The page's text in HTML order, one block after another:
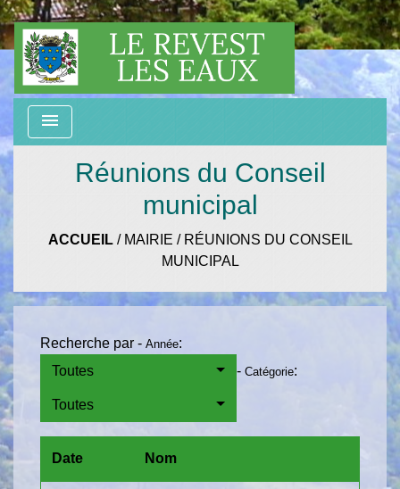
menu
Réunions du Conseil
municipal
ACCUEIL/ MAIRIE / RÉUNIONS DU CONSEIL
MUNICIPAL
Recherche par - Année:
Toutes
- Catégorie:
Toutes
Date Nom